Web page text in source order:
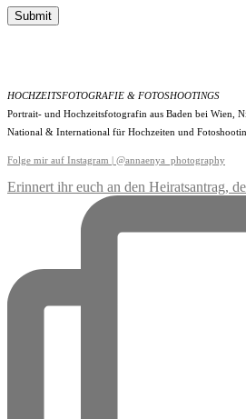
Submit
HOCHZEITSFOTOGRAFIE & FOTOSHOOTINGS
Portrait- und Hochzeitsfotografin aus Baden bei Wien,
National & International für Hochzeiten und
Folge mir auf Instagram | @annaenya_photography
Erinnert ihr euch an den Heiratsantrag,